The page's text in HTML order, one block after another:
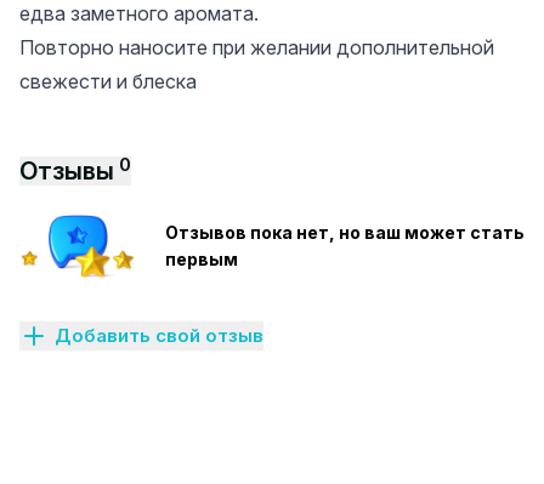
едва заметного аромата.
Повторно наносите при желании дополнительной
свежести и блеска
Отзывы 0
Отзывов пока нет, но ваш может стать
первым
Добавить свой отзыв